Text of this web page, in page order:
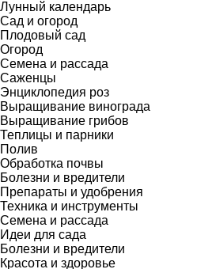
Лунный календарь
Сад и огород
Плодовый сад
Огород
Семена и рассада
Саженцы
Энциклопедия роз
Выращивание винограда
Выращивание грибов
Теплицы и парники
Полив
Обработка почвы
Болезни и вредители
Препараты и удобрения
Техника и инструменты
Семена и рассада
Идеи для сада
Болезни и вредители
Красота и здоровье